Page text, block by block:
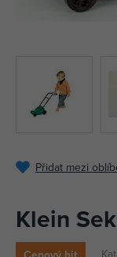
Přidat mezi
Klein